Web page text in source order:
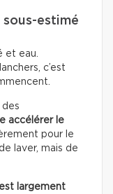
sous-estimé
et eau.
c’est
des
accélérer le
pour le
laver, mais de
largement